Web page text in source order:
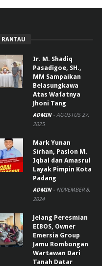
RANTAU
Ir. M. Shadiq
Pasadigoe, SH.,
MM Sampaikan
Belasungkawa
Atas Wafatnya
Jhoni Tang
ADMIN - AGUSTUS 27,
2025
Mark Yunan
Sirhan, Paslon M.
Iqbal dan Amasrul
Layak Pimpin Kota
Padang
ADMIN - NOVEMBER 8,
2024
Jelang Peresmian
EIBOS, Owner
Emersia Group
Jamu Rombongan
Wartawan Dari
Tanah Datar